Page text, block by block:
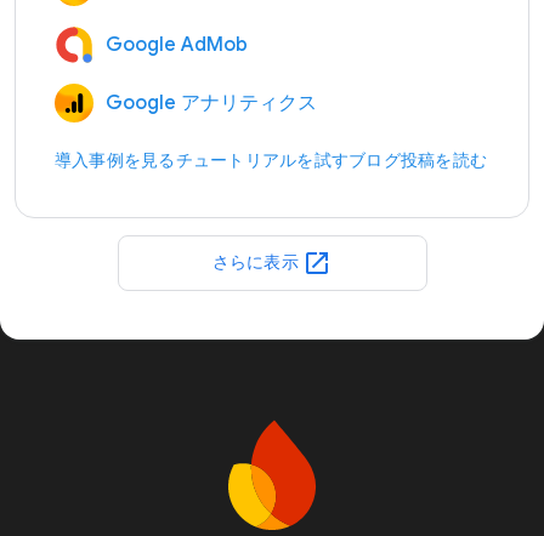
Google AdMob
Google アナリティクス
導入事例を見るチュートリアルを試すブログ投稿を読む
さらに表示 open_in_new